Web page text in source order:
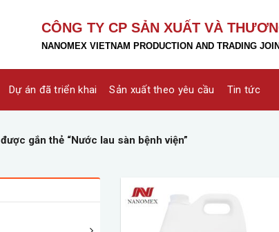
CÔNG TY CP SẢN XUẤT VÀ
NANOMEX VIETNAM PRODUCTION AND TRADING
Dự án đã triển khai Sản xuất theo yêu cầu Tin tức
gắn thẻ “Nước lau sàn bệnh viện”